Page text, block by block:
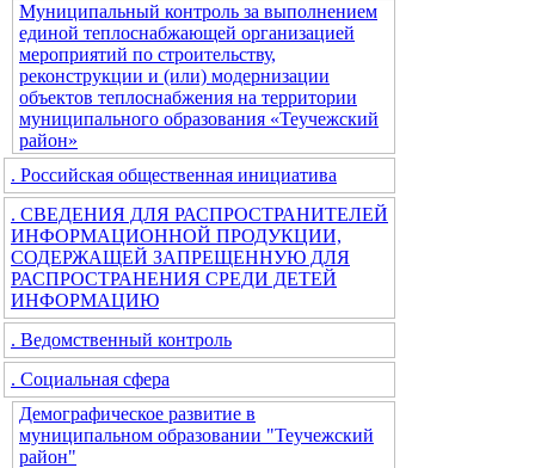
Муниципальный контроль за выполнением
единой теплоснабжающей организацией
мероприятий по строительству,
реконструкции и (или) модернизации
объектов теплоснабжения на территории
муниципального образования «Теучежский
район»
. Российская общественная инициатива
. СВЕДЕНИЯ ДЛЯ РАСПРОСТРАНИТЕЛЕЙ
ИНФОРМАЦИОННОЙ ПРОДУКЦИИ,
СОДЕРЖАЩЕЙ ЗАПРЕЩЕННУЮ ДЛЯ
РАСПРОСТРАНЕНИЯ СРЕДИ ДЕТЕЙ
ИНФОРМАЦИЮ
. Ведомственный контроль
. Социальная сфера
Демографическое развитие в
муниципальном образовании "Теучежский
район"